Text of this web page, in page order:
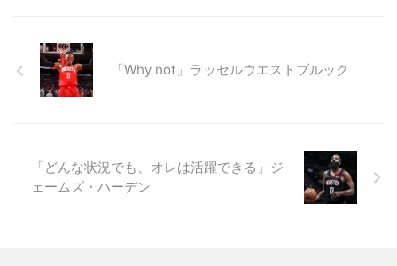
「Why not」ラッセルウエストブルック
「どんな状況でも、オレは活躍できる」ジ
ェームズ・ハーデン